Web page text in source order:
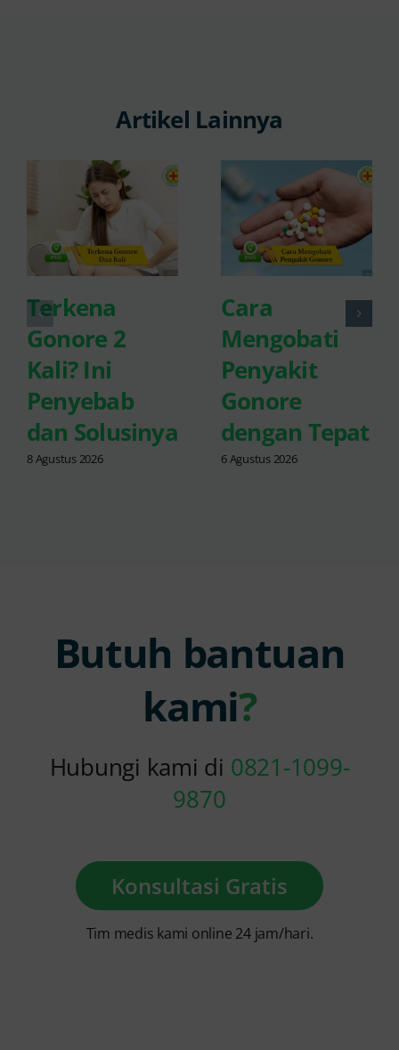
Artikel Lainnya
Terkena
Gonore 2
Kali? Ini
Penyebab
dan Solusinya
8 Agustus 2026
Cara
Mengobati
Penyakit
Gonore
dengan Tepat
6 Agustus 2026
Butuh bantuan
kami?
Hubungi kami di 0821-1099-
9870
Konsultasi Gratis
Tim medis kami online 24 jam/hari.